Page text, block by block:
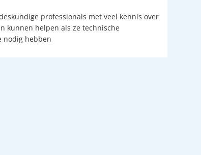
professionals met veel kennis over
kunnen helpen als ze technische
nodig hebben